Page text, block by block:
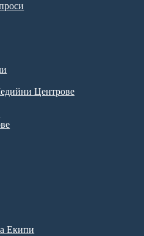
Центрове
Екипи